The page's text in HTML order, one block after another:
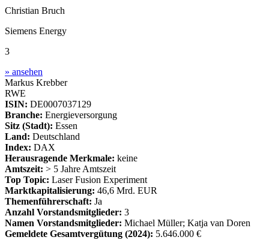
Christian Bruch
Siemens Energy
3
» ansehen
Markus Krebber
RWE
ISIN: DE0007037129
Branche: Energieversorgung
Sitz (Stadt): Essen
Land: Deutschland
Index: DAX
Herausragende Merkmale: keine
Amtszeit: > 5 Jahre Amtszeit
Top Topic: Laser Fusion Experiment
Marktkapitalisierung: 46,6 Mrd. EUR
Themenführerschaft: Ja
Anzahl Vorstandsmitglieder: 3
Namen Vorstandsmitglieder: Michael Müller; Katja van Doren
Gemeldete Gesamtvergütung (2024): 5.646.000 €